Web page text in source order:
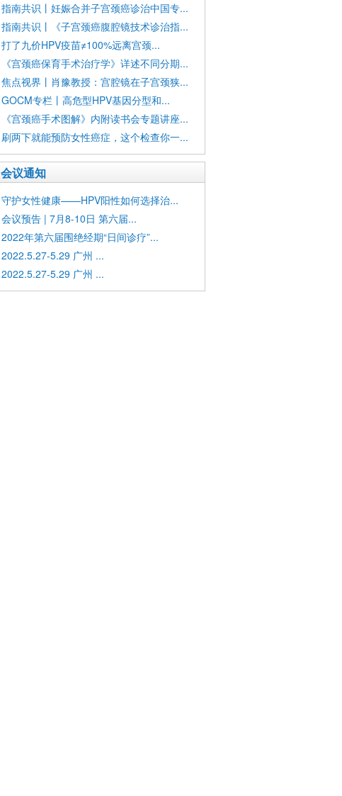
指南共识丨妊娠合并子宫颈癌诊治中国专...
指南共识丨《子宫颈癌腹腔镜技术诊治指...
打了九价HPV疫苗≠100%远离宫颈...
《宫颈癌保育手术治疗学》详述不同分期...
焦点视界丨肖豫教授：宫腔镜在子宫颈狭...
GOCM专栏丨高危型HPV基因分型和...
《宫颈癌手术图解》内附读书会专题讲座...
刷两下就能预防女性癌症，这个检查你一...
会议通知
守护女性健康——HPV阳性如何选择治...
会议预告 | 7月8-10日 第六届...
2022年第六届围绝经期“日间诊疗”...
2022.5.27-5.29 广州 ...
2022.5.27-5.29 广州 ...